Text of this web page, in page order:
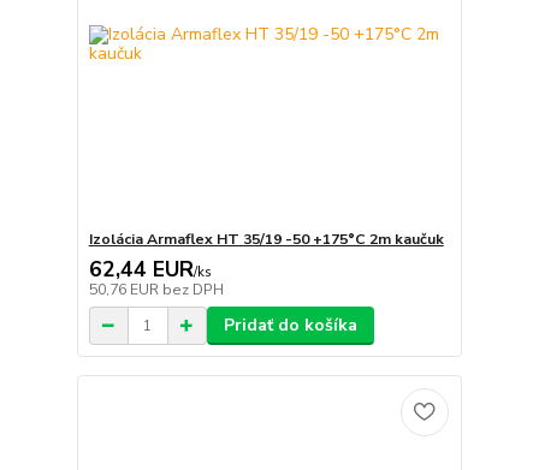
Izolácia Armaflex HT 35/19 -50 +175°C 2m kaučuk
62,44 EUR/ks
50,76 EUR bez DPH
Pridať do košíka